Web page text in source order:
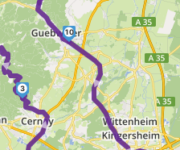
► ►
3
10